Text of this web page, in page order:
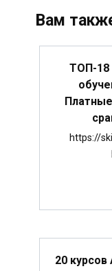
Вам
ТОП-18
https://
20